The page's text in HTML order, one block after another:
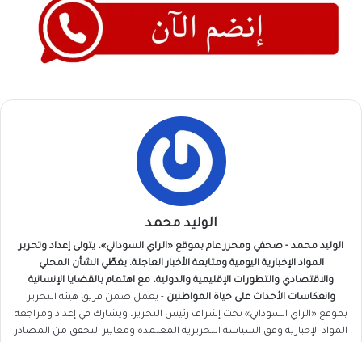
الوليد محمد
الوليد محمد - صحفي ومحرر عام بموقع «الراي السوداني»، يتولى إعداد وتحرير
المواد الإخبارية اليومية ومتابعة الأخبار العاجلة. يغطّي الشأن المحلي
والاقتصادي والتطورات الإقليمية والدولية، مع اهتمام بالقضايا الإنسانية
وانعكاسات الأحداث على حياة المواطنين - يعمل ضمن فريق هيئة التحرير
بموقع «الراي السوداني» تحت إشراف رئيس التحرير، ويشارك في إعداد ومراجعة
المواد الإخبارية وفق السياسة التحريرية المعتمدة ومعايير التحقق من المصادر